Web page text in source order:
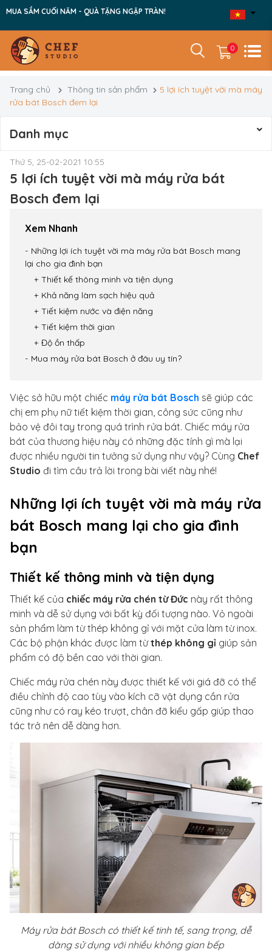
MUA SẮM CUỐI NĂM - QUÀ TẶNG NGẬP TRÀN!
0
Trang chủ Thông tin sản phẩm
5 lợi ích tuyệt vời mà máy
rửa bát Bosch đem lại
Danh mục
Thứ 5, 25-02-2021 10:55
5 lợi ích tuyệt vời mà máy rửa bát
Bosch đem lại
Xem Nhanh
Những lợi ích tuyệt vời mà máy rửa bát Bosch mang
lại cho gia đình bạn
Thiết kế thông minh và tiện dụng
Khả năng làm sạch hiệu quả
Tiết kiệm nước và điện năng
Tiết kiệm thời gian
Độ ồn thấp
Mua máy rửa bát Bosch ở đâu uy tín?
Việc sở hữu một chiếc máy rửa bát Bosch sẽ giúp các
chị em phụ nữ tiết kiệm thời gian, công sức cũng như
bảo vệ đôi tay trong quá trình rửa bát. Chiếc máy rửa
bát của thương hiệu này có những đặc tính gì mà lại
được nhiều người tin tưởng sử dụng như vậy? Cùng Chef
Studio đi tìm câu trả lời trong bài viết này nhé!
Những lợi ích tuyệt vời mà máy rửa
bát Bosch mang lại cho gia đình
bạn
Thiết kế thông minh và tiện dụng
Thiết kế của chiếc máy rửa chén từ Đức này rất thông
minh và dễ sử dụng với bất kỳ đối tượng nào. Vỏ ngoài
sản phẩm làm từ thép không gỉ với mặt cửa làm từ inox.
Các bộ phận khác được làm từthép không gỉ giúp sản
phẩm có độ bền cao với thời gian.
Chiếc máy rửa chén này được thiết kế với giá đỡ có thể
điều chỉnh độ cao tùy vào kích cỡ vật dụng cần rửa
cũng như có ray kéo trượt, chân đỡ kiểu gấp giúp thao
tác trở nên dễ dàng hơn.
Máy rửa bát Bosch có thiết kế tinh tế, sang trọng, dễ
dàng sử dụng với nhiều không gian bếp